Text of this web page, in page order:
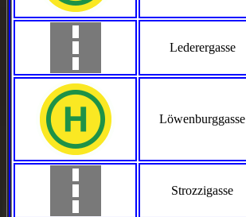
Lederergasse
Löwenburggasse
Strozzigasse